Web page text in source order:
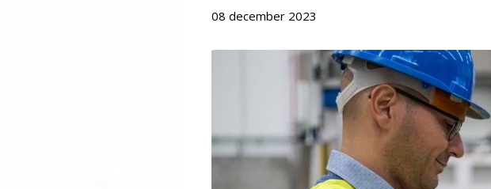
08 december 2023